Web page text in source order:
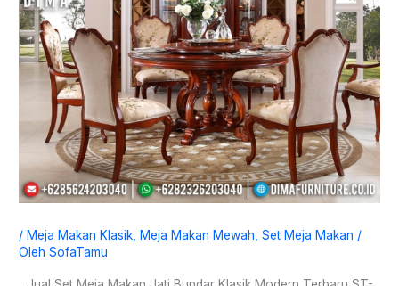
/ Meja Makan Klasik Meja Makan Mewah ,Set Meja Makan /
OlehSofaTamu